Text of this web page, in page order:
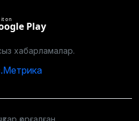
it on
Play
хабарламалар.
қорғалған.